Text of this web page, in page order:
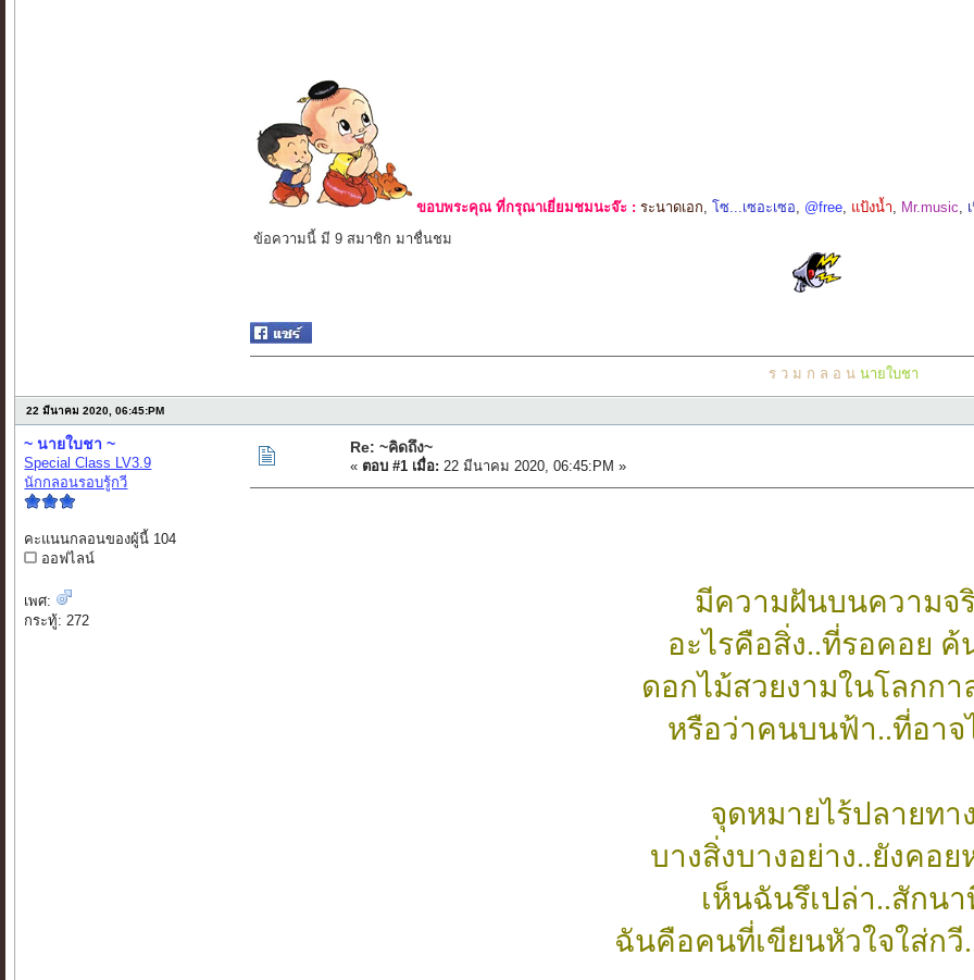
ขอบพระคุณ ที่กรุณาเยี่ยมชมนะจ๊ะ : ระนาดเอก,โซ...เซอะเซอ, @free, แป้งน้ำ, Mr.music,
ข้อความนี้ มี 9 สมาชิก มาชื่นชม
ร ว ม ก ล อ น นายใบชา
22 มีนาคม 2020, 06:45:PM
~ นายใบชา ~
Special Class LV3.9
นักกลอนรอบรู้กวี
คะแนนกลอนของผู้นี้ 104
ออฟไลน์
เพศ:
กระทู้: 272
Re: ~คิดถึง~
« ตอบ #1 เมื่อ: 22 มีนาคม 2020, 06:45:PM »
มีความฝันบนความจ
อะไรคือสิ่ง..ที่รอคอย ค้
ดอกไม้สวยงามในโลกกา
หรือว่าคนบนฟ้า..ที่อาจ
จุดหมายไร้ปลายทาง
บางสิ่งบางอย่าง..ยังคอย
เห็นฉันรึเปล่า..สักนา
ฉันคือคนที่เขียนหัวใจใส่กวี